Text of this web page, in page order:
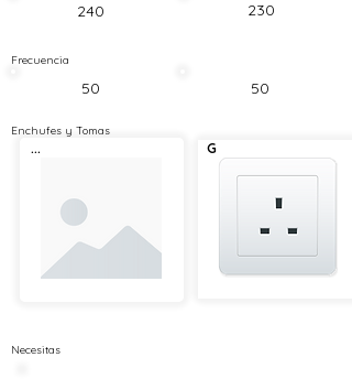
240 230
Frecuencia
50 50
Enchufes y Tomas
... G
Necesitas